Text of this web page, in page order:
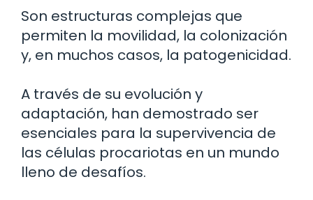
Son estructuras complejas que
permiten la movilidad, la colonización
y, en muchos casos, la patogenicidad.
A través de su evolución y
adaptación, han demostrado ser
esenciales para la supervivencia de
las células procariotas en un mundo
lleno de desafíos.